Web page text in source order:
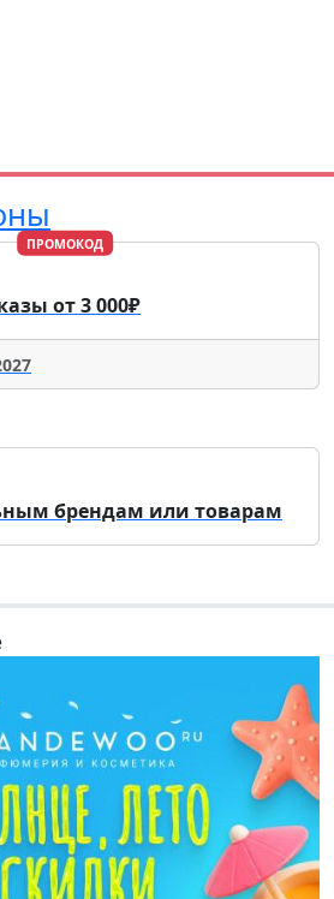
ПРОМОКОД
от 3 000₽
брендам или товарам